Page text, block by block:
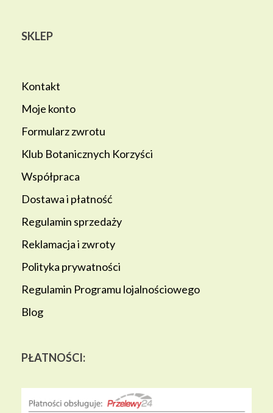
SKLEP
Kontakt
Moje konto
Formularz zwrotu
Klub Botanicznych Korzyści
Współpraca
Dostawa i płatność
Regulamin sprzedaży
Reklamacja i zwroty
Polityka prywatności
Regulamin Programu lojalnościowego
Blog
PŁATNOŚCI: